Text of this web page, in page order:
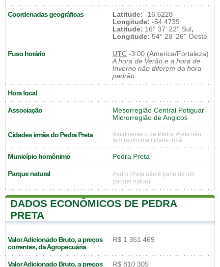
Coordenadas geográficas Latitude: -16.6228
Longitude: -54.4739
Latitude: 16° 37' 22'' Sul,
Longitude: 54° 28' 26'' Oeste
Fuso horário UTC -3:00 (America/Fortaleza)
A hora de Verão e a hora de
Inverno não diferem da hora
padrão.
Hora local
Associação
Mesorregião Central Potiguar
Microrregião de Angicos
Cidades irmãs do Pedra Preta
Atualmente o de Pedra Preta não
tem nenhuma cidade irmã.
Município homônimo Pedra Preta
Parque natural
Pedra Preta não é parte de um
parque natural
DADOS ECONÔMICOS DE PEDRA
PRETA
Valor Adicionado Bruto, a preços
correntes, da Agropecuária
R$ 1 351 469
Valor Adicionado Bruto, a preços
R$ 810 305